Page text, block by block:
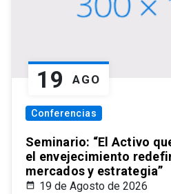
19 AGO
Conferencias
Seminario: “El Activo
el envejecimiento
mercados y estrategia”
19 de Agosto de 2026